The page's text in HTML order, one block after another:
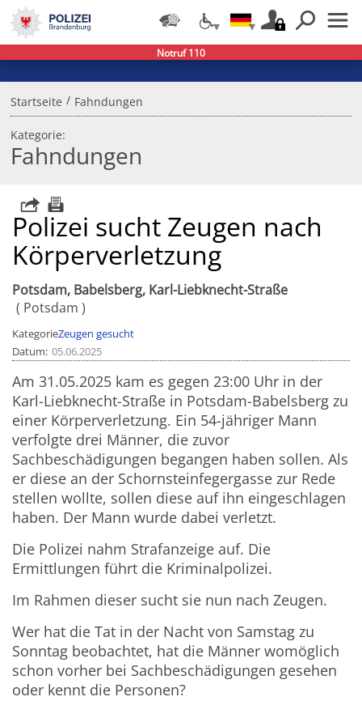
Startseite / Fahndungen
Kategorie:
Fahndungen
Polizei sucht Zeugen nach
Körperverletzung
Potsdam, Babelsberg, Karl-Liebknecht-Straße
Potsdam
KategorieZeugen gesucht
Datum 05.06.2025
Am 31.05.2025 kam es gegen 23:00 Uhr in der
Karl-Liebknecht-Straße in Potsdam-Babelsberg zu
einer Körperverletzung. Ein 54-jähriger Mann
verfolgte drei Männer, die zuvor
Sachbeschädigungen begangen haben sollen. Als
er diese an der Schornsteinfegergasse zur Rede
stellen wollte, sollen diese auf ihn eingeschlagen
haben. Der Mann wurde dabei verletzt.
Die Polizei nahm Strafanzeige auf. Die
Ermittlungen führt die Kriminalpolizei.
Im Rahmen dieser sucht sie nun nach Zeugen.
Wer hat die Tat in der Nacht von Samstag zu
Sonntag beobachtet, hat die Männer womöglich
schon vorher bei Sachbeschädigungen gesehen
oder kennt die Personen?
Notruf 110